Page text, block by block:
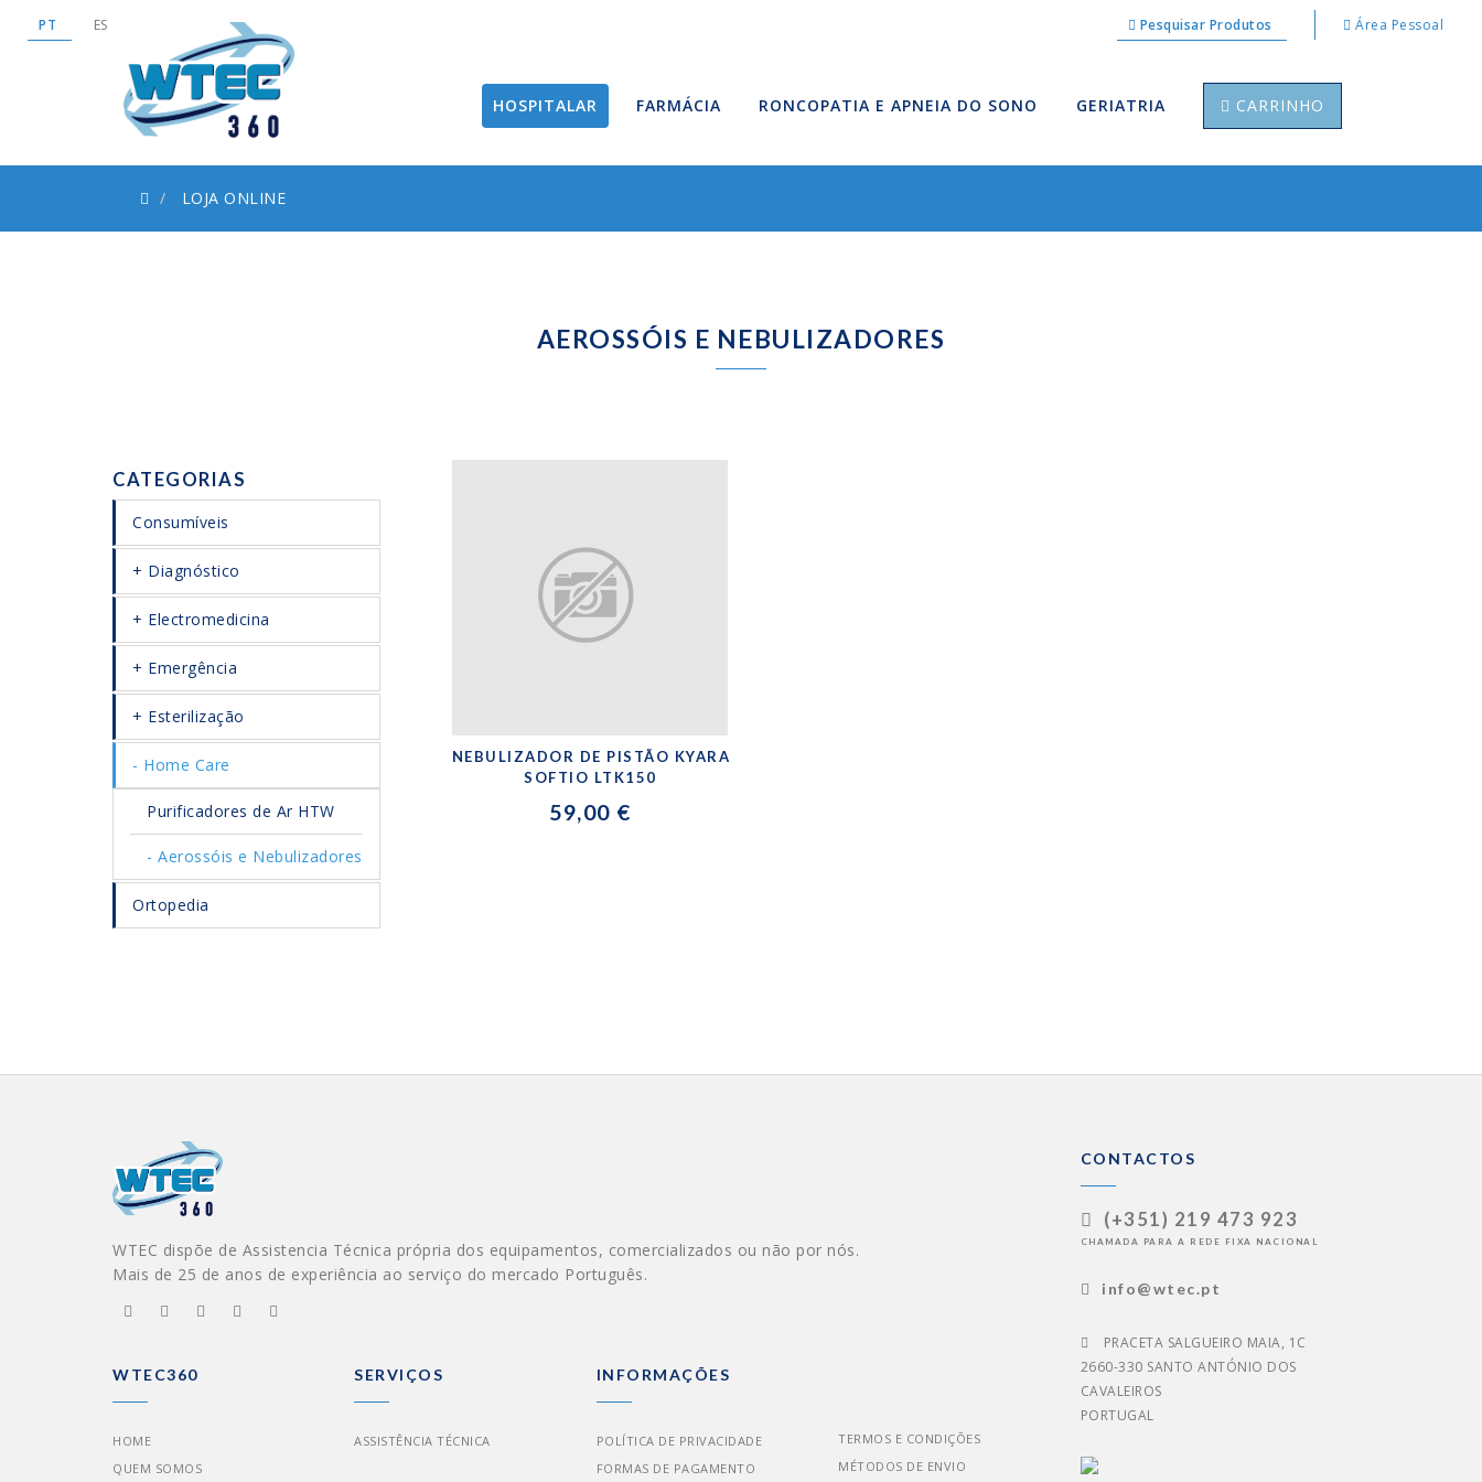
PT ES Pesquisar Produtos Área Pessoal
HOSPITALAR FARMÁCIA RONCOPATIA E APNEIA DO SONO GERIATRIA CARRINHO
LOJA ONLINE
AEROSSÓIS E NEBULIZADORES
CATEGORIAS
Consumíveis
Diagnóstico
Electromedicina
Emergência
Esterilização
Home Care
Purificadores de Ar HTW
Aerossóis e Nebulizadores
Ortopedia
NEBULIZADOR DE PISTÃO KYARA
SOFTIO LTK150
59,00 €
WTEC dispõe de Assistencia Técnica própria dos equipamentos, comercializados ou não por nós.
Mais de 25 de anos de experiência ao serviço do mercado Português.
WTEC360
HOME
QUEM SOMOS
SERVIÇOS
ASSISTÊNCIA TÉCNICA
INFORMAÇÕES
POLÍTICA DE PRIVACIDADE
FORMAS DE PAGAMENTO
TERMOS E CONDIÇÕES
MÉTODOS DE ENVIO
CONTACTOS
(+351) 219 473 923
CHAMADA PARA A REDE FIXA NACIONAL
info@wtec.pt
PRACETA SALGUEIRO MAIA, 1C
2660-330 SANTO ANTÓNIO DOS
CAVALEIROS
PORTUGAL